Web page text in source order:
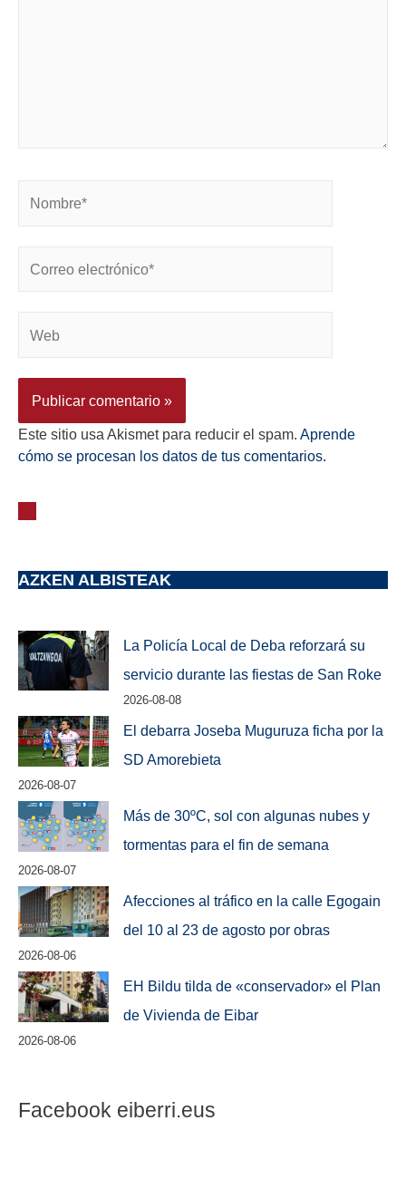
Este sitio usa Akismet para reducir el spam. Aprende
cómo se procesan los datos de tus comentarios.
AZKEN ALBISTEAK
La Policía Local de Deba reforzará su
servicio durante las fiestas de San Roke
2026-08-08
El debarra Joseba Muguruza ficha por la
SD Amorebieta
2026-08-07
Más de 30ºC, sol con algunas nubes y
tormentas para el fin de semana
2026-08-07
Afecciones al tráfico en la calle Egogain
del 10 al 23 de agosto por obras
2026-08-06
EH Bildu tilda de «conservador» el Plan
de Vivienda de Eibar
2026-08-06
Facebook eiberri.eus